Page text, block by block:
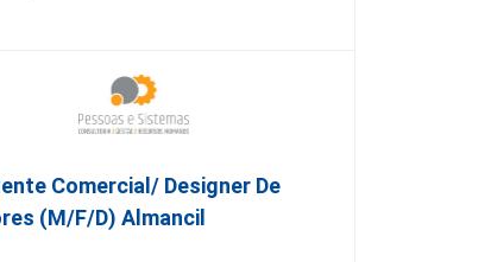
Comercial/ Designer De
(m/f/d) Almancil